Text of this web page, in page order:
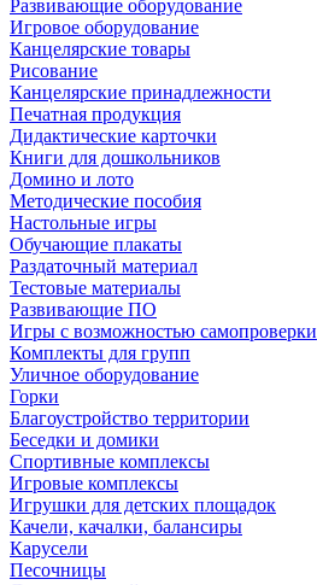
Развивающие оборудование
Игровое оборудование
Канцелярские товары
Рисование
Канцелярские принадлежности
Печатная продукция
Дидактические карточки
Книги для дошкольников
Домино и лото
Методические пособия
Настольные игры
Обучающие плакаты
Раздаточный материал
Тестовые материалы
Развивающие ПО
Игры с возможностью самопроверки
Комплекты для групп
Уличное оборудование
Горки
Благоустройство территории
Беседки и домики
Спортивные комплексы
Игровые комплексы
Игрушки для детских площадок
Качели, качалки, балансиры
Карусели
Песочницы